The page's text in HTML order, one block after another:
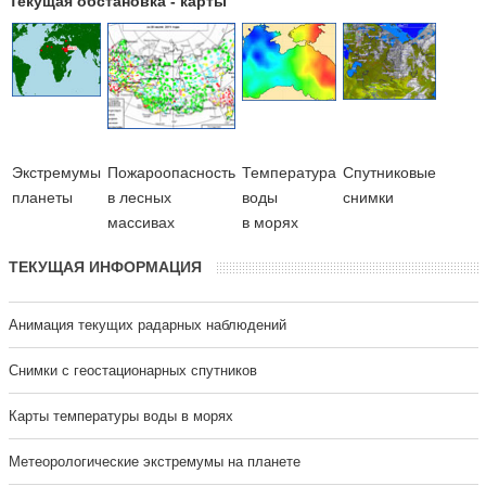
Экстремумы
планеты
Пожароопасность
в лесных
массивах
Температура
воды
в морях
Cпутниковые
снимки
ТЕКУЩАЯ ИНФОРМАЦИЯ
Анимация текущих радарных наблюдений
Cнимки с геостационарных спутников
Карты температуры воды в морях
Метеорологические экстремумы на планете